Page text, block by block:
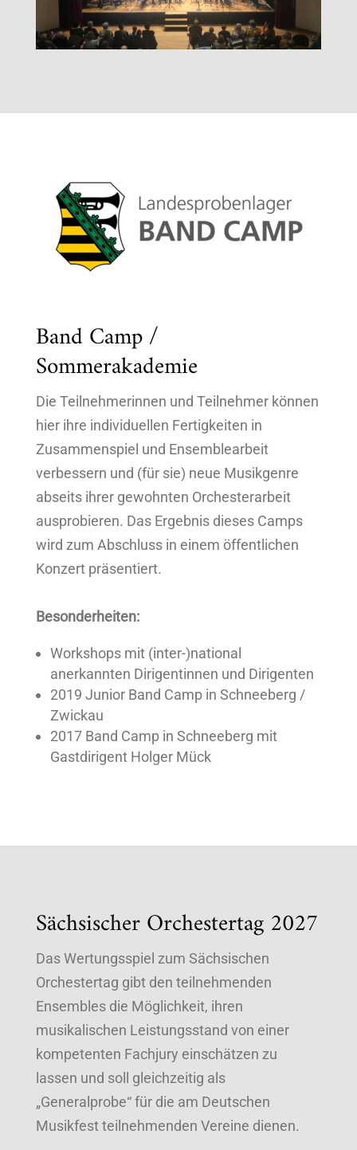
Band Camp /
Sommerakademie
Die Teilnehmerinnen und Teilnehmer können
hier ihre individuellen Fertigkeiten in
Zusammenspiel und Ensemblearbeit
verbessern und (für sie) neue Musikgenre
abseits ihrer gewohnten Orchesterarbeit
ausprobieren. Das Ergebnis dieses Camps
wird zum Abschluss in einem öffentlichen
Konzert präsentiert.
Besonderheiten:
Workshops mit (inter-)national
anerkannten Dirigentinnen und Dirigenten
2019 Junior Band Camp in Schneeberg /
Zwickau
2017 Band Camp in Schneeberg mit
Gastdirigent Holger Mück
Sächsischer Orchestertag 2027
Das Wertungsspiel zum Sächsischen
Orchestertag gibt den teilnehmenden
Ensembles die Möglichkeit, ihren
musikalischen Leistungsstand von einer
kompetenten Fachjury einschätzen zu
lassen und soll gleichzeitig als
„Generalprobe“ für die am Deutschen
Musikfest teilnehmenden Vereine dienen.